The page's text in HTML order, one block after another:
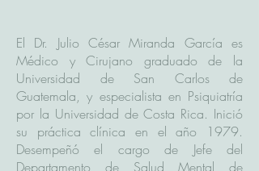
El Dr. Julio César Miranda García es
Médico y Cirujano graduado de la
Universidad de San Carlos de
Guatemala, y especialista en Psiquiatría
por la Universidad de Costa Rica. Inició
su práctica clínica en el año 1979.
Desempeñó el cargo de Jefe del
Departamento de Salud Mental de